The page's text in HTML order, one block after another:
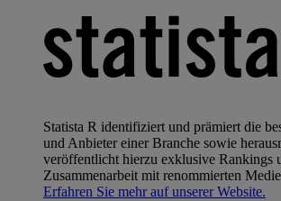
Statista R identifiziert und prämiert die
und Anbieter einer Branche sowie
veröffentlicht hierzu exklusive Rankings
Zusammenarbeit mit renommierten
Erfahren Sie mehr auf unserer Website.